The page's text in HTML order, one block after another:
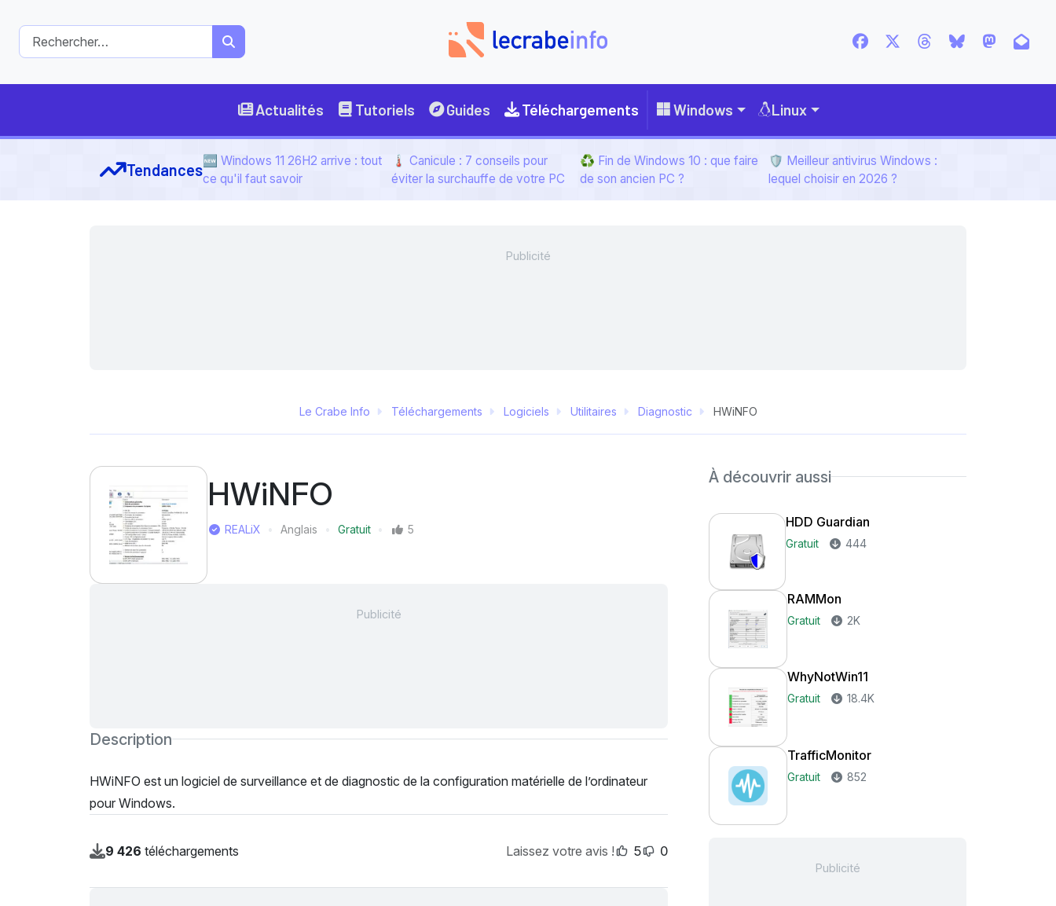
Actualités Tutoriels Guides Téléchargements Windows Linux
Tendances🆕 Windows 11 26H2 arrive : tout
ce qu'il faut savoir
🌡️ Canicule : 7 conseils pour
éviter la surchauffe de votre PC
♻️ Fin de Windows 10 : que faire
de son ancien PC ?
🛡️ Meilleur antivirus Windows :
lequel choisir en 2026 ?
Le Crabe Info Téléchargements Logiciels Utilitaires Diagnostic HWiNFO
HWiNFO
Éditeur
REALiX
Anglais
Gratuit
5
Description
HWiNFO est un logiciel de surveillance et de diagnostic de la configuration matérielle de l’ordinateur
pour Windows.
9 426 téléchargements Laissez votre avis ! 5 0
À découvrir aussi
HDD Guardian
Gratuit 444
RAMMon
Gratuit 2K
WhyNotWin11
Gratuit 18.4K
TrafficMonitor
Gratuit 852